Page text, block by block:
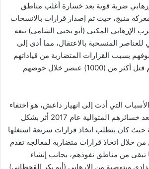
ضربة قوية بعد خسارة أغلب مناطق
منبج، حيث تم إصدار قرارات بالانسحاب
الإرهابي المكنى (أبو يحيى الشامي) تبعه
للعناصر المنسحبة بالاعتقال، مما أدى إلى
بسبب القرارات المتضاربة من قياداتهم
العسكريةمع العرض تم قتل أكثر من (1000) عنصر خلال خوضهم
التي أدت إلى انهيار داعش، هو اختفاء
البغدادي عن الساحة بعد خسائرهم المتوالية عام 2017 أثر بشكل
حيث كان يتطلب اتخاذ قرارات سريعة استغلها
من خلال اتخاذ قرارات متضاربة لمعالجة تقدم
تبقى من مناطق نفوذهم، بجانب إنشاء
وبتوصية من الإرهابي (أبو بكر القحطاني)